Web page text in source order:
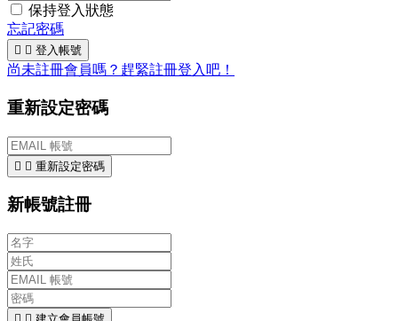
保持登入狀態
忘記密碼
  登入帳號
尚未註冊會員嗎？趕緊註冊登入吧！
重新設定密碼
  重新設定密碼
新帳號註冊